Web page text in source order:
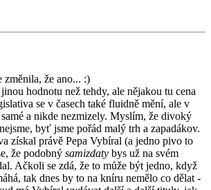
změnila, že ano... :)
hodnotu než tehdy, ale nějakou tu cena
se v časech také fluidně mění, ale v
a nikde nezmizely. Myslím, že divoký
byť jsme pořád malý trh a zapadákov.
získal právě Pepa Vybíral (a jedno pivo to
že podobný samizdaty bys už na svém
Ačkoli se zdá, že to může být jedno, když
tak dnes by to na kníru nemělo co dělat -